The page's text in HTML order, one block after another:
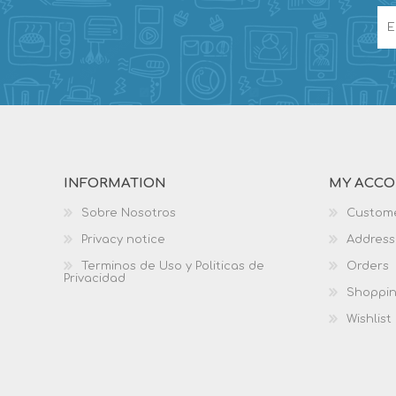
INFORMATION
Sobre Nosotros
Privacy notice
Terminos de Uso y Politicas de
Privacidad
MY
Orders
Wishlist